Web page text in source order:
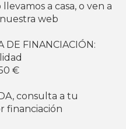
a casa, o ven a
web
DE FINANCIACIÓN:
€
consulta a tu
financiación